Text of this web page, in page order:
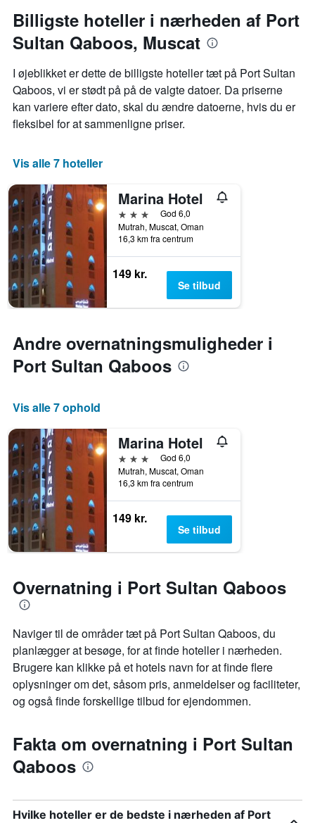
Billigste hoteller i nærheden af Port
Sultan Qaboos, Muscat
I øjeblikket er dette de billigste hoteller tæt på Port Sultan
Qaboos, vi er stødt på på de valgte datoer. Da priserne
kan variere efter dato, skal du ændre datoerne, hvis du er
fleksibel for at sammenligne priser.
Vis alle 7 hoteller
Marina Hotel
3 stjernerGod 6,0
Mutrah, Muscat, Oman
16,3 km fra centrum
149 kr.
Se tilbud
Andre overnatningsmuligheder i
Port Sultan Qaboos
Vis alle 7 ophold
Marina Hotel
3 stjernerGod 6,0
Mutrah, Muscat, Oman
16,3 km fra centrum
149 kr.
Se tilbud
Overnatning i Port Sultan Qaboos
Naviger til de områder tæt på Port Sultan Qaboos, du
planlægger at besøge, for at finde hoteller i nærheden.
Brugere kan klikke på et hotels navn for at finde flere
oplysninger om det, såsom pris, anmeldelser og faciliteter,
og også finde forskellige tilbud for ejendommen.
Fakta om overnatning i Port Sultan
Qaboos
Hvilke hoteller er de bedste i nærheden af Port